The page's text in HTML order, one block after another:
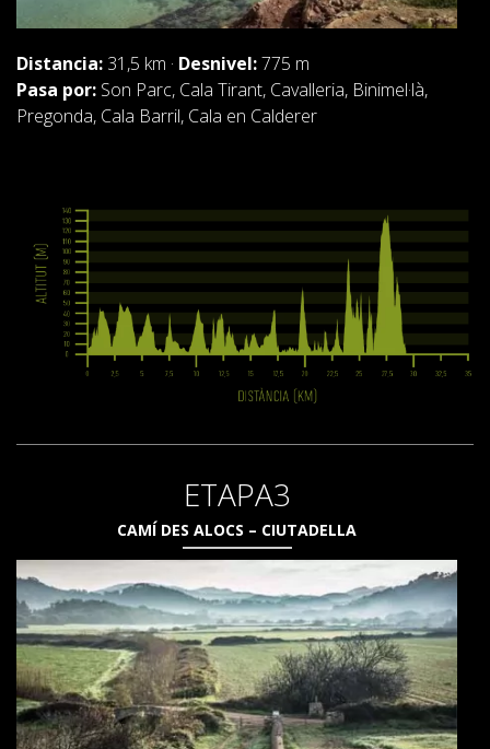
DEUTSCH
Distancia: 31,5 km · Desnivel:775 m
Pasa por: Son Parc, Cala Tirant, Cavalleria, Binimel·là,
Pregonda, Cala Barril, Cala en Calderer
ETAPA3
CAMÍ DES ALOCS – CIUTADELLA